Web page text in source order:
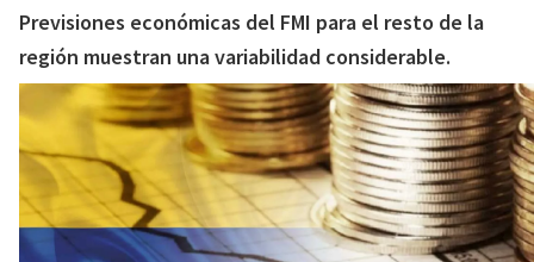
Previsiones económicas del FMI para el resto de la
región muestran una variabilidad considerable.